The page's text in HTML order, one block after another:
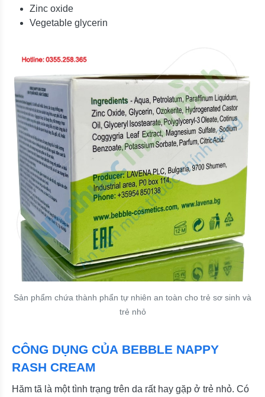
Zinc oxide
Vegetable glycerin
Sản phẩm chứa thành phẩn tự nhiên an toàn cho trẻ sơ sinh và
trẻ nhỏ
CÔNG DỤNG CỦA BEBBLE NAPPY
RASH CREAM
Hăm tã là một tình trạng trên da rất hay gặp ở trẻ nhỏ. Có